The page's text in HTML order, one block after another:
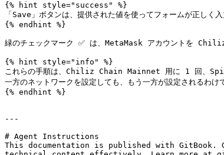
{% hint style="success" %}
「Save」ボタンは、提供された値を使ってフォームが正しく
{% endhint %}
緑のチェックマーク ✅ は、MetaMask アカウントを
{% hint style="info" %}
これらの手順は、Chiliz Chain Mainnet 用に 1 回、
一方のネットワークを設定しても、もう一方が設定されるわ
{% endhint %}
---
# Agent Instructions
This documentation is published with GitBook.